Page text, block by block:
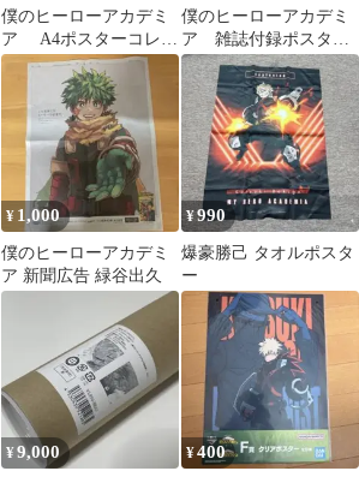
僕のヒーローアカデミ
ア A4ポスターコレク
ション3枚入り ホーク
僕のヒーローアカデミ
ア 雑誌付録ポスタ
ー 3枚 ヒロアカ
¥ 1,000
僕のヒーローアカデミ
ア 新聞広告 緑谷出久
¥990
爆豪勝己 タオルポスタ
ー
¥9,000 ¥400